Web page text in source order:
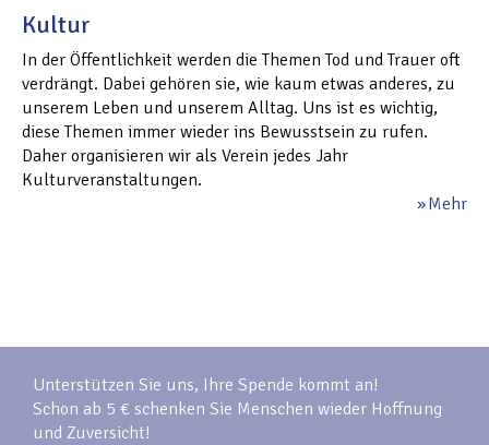
Kultur
In der Öffentlichkeit werden die Themen Tod und Trauer oft
verdrängt. Dabei gehören sie, wie kaum etwas anderes, zu
unserem Leben und unserem Alltag. Uns ist es wichtig,
diese Themen immer wieder ins Bewusstsein zu rufen.
Daher organisieren wir als Verein jedes Jahr
Kulturveranstaltungen.
Mehr
Unterstützen Sie uns, Ihre Spende kommt an!
Schon ab 5 € schenken Sie Menschen wieder Hoffnung
und Zuversicht!